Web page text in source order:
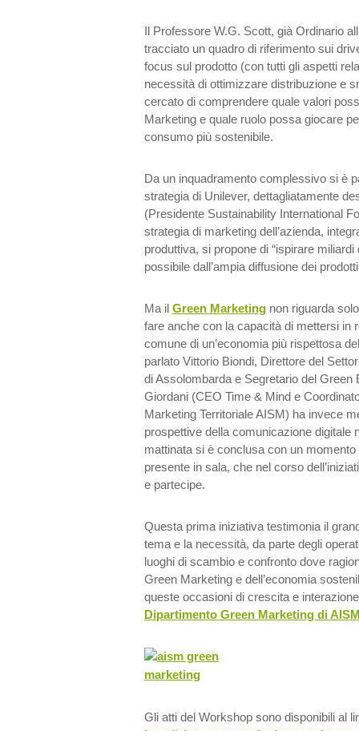
Il Professore W.G. Scott, già Ordinario
tracciato un quadro di riferimento sui
focus sul prodotto (con tutti gli aspetti
necessità di ottimizzare distribuzione e
cercato di comprendere quale valori
Marketing e quale ruolo possa giocare
consumo più sostenibile.
Da un inquadramento complessivo si è
strategia di Unilever, dettagliatamente
(Presidente Sustainability International
strategia di marketing dell’azienda,
produttiva, si propone di “ispirare
possibile dall’ampia diffusione dei
Ma il Green Marketing non riguarda
fare anche con la capacità di mettersi in
comune di un’economia più rispettosa
parlato Vittorio Biondi, Direttore del
di Assolombarda e Segretario del
Giordani (CEO Time & Mind e
Marketing Territoriale AISM) ha invece
prospettive della comunicazione digitale
mattinata si è conclusa con un
presente in sala, che nel corso
e partecipe.
Questa prima iniziativa testimonia il
tema e la necessità, da parte degli
luoghi di scambio e confronto dove
Green Marketing e dell’economia
queste occasioni di crescita e
Dipartimento Green Marketing di
Gli atti del Workshop sono disponibili al